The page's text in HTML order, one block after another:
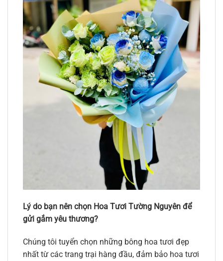
Lý do bạn nên chọn Hoa Tươi Tường Nguyên để
gửi gắm yêu thương?
Chúng tôi tuyển chọn những bông hoa tươi đẹp
nhất từ các trang trại hàng đầu, đảm bảo hoa tươi